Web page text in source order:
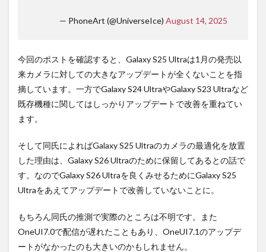
— PhoneArt (@UniverseIce) August 14, 2025
今回のポストを確認すると、Galaxy S25 Ultraは1月の発売以
来カメラに対しての大きなアップデートが全くないことを指
摘しています。一方でGalaxy S24 UltraやGalaxy S23 Ultraなど
既存機種に関してはしっかりアップデートで改善を重ねてい
ます。
そして同氏によればGalaxy S25 Ultraのカメラの最適化を放置
した理由は、Galaxy S26 Ultraのために保留してあるとの話で
す。なのでGalaxy S26 Ultraを良くみせるためにGalaxy S25
Ultraをあえてアップデートで改善していないことに。
もちろん同氏の推測で実際のところは不明です。また
OneUI7.0で配信が遅れたこともあり、OneUI7.1のアップデ
ートがなかったのも大きいのかもしれません。